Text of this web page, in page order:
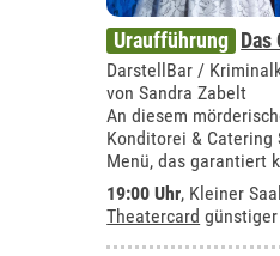
Uraufführung
DarstellBar /
von Sandra Zabelt
An diesem
Konditorei & Catering
Menü, das garantiert
19:00 Uhr, Kleiner Saal
Theatercard günstiger